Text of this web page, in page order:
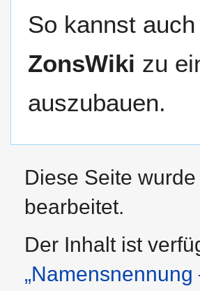
So kannst
ZonsWiki zu
auszubauen.
Diese Seite
bearbeitet.
Der Inhalt ist